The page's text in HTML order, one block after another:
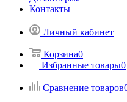
Контакты
Личный кабинет
Корзина0
Избранные товары0
Сравнение товаров